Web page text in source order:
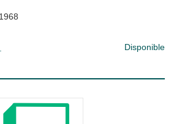
1968
Disponible